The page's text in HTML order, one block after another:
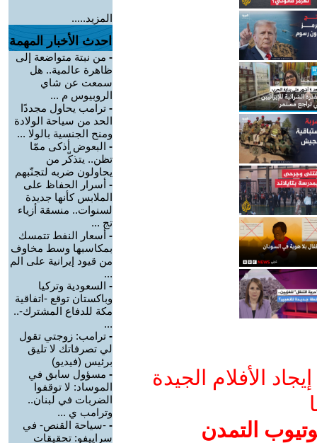
الأفلام الجيدة
التمدن
المزيد.....
احدث الأخبار المهمة
- من نبتة متواضعة إلى
ظاهرة عالمية.. هل
سمعت عن شاي
الروبيوس م ...
- ترامب يحاول مجددًا
الحد من سياحة الولادة
ومنح الجنسية بالولا ...
- البعوض أذكى ممّا
تظن.. يتذكّر من
يحاولون ضربه لتجنّبهم
- أسرار الحفاظ على
الملابس كأنها جديدة
لسنوات.. منسقة أزياء
تج ...
- أسعار النفط تتمسك
بمكاسبها وسط مخاوف
من قيود إيرانية على الم
...
- السعودية وتركيا
وباكستان توقع -اتفاقية
مكة للدفاع المشترك-..
...
- ترامب: زوجتي تقول
لي تصرفاتك لا تليق
برئيس (فيديو)
- مسؤول سابق في
الموساد: لا توقفوا
الضربات في لبنان..
وترامب ي ...
- -سياحة القنص- في
سراييفو: تحقيقات